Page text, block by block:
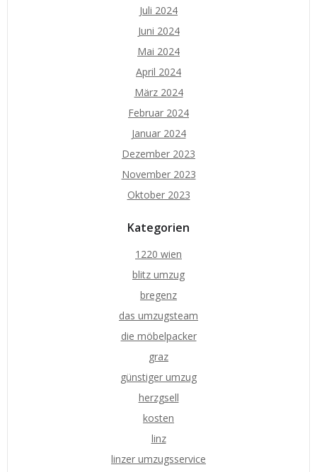
Juli 2024
Juni 2024
Mai 2024
April 2024
März 2024
Februar 2024
Januar 2024
Dezember 2023
November 2023
Oktober 2023
Kategorien
1220 wien
blitz umzug
bregenz
das umzugsteam
die möbelpacker
graz
günstiger umzug
herzgsell
kosten
linz
linzer umzugsservice